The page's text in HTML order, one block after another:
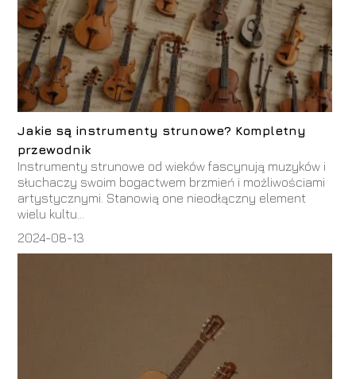
Jakie są instrumenty strunowe? Kompletny
przewodnik
Instrumenty strunowe od wieków fascynują muzyków i
słuchaczy swoim bogactwem brzmień i możliwościami
artystycznymi. Stanowią one nieodłączny element
wielu kultu...
2024-08-13